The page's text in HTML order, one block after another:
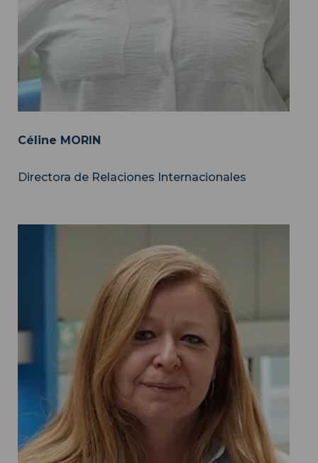
Céline MORIN
Directora de Relaciones Internacionales